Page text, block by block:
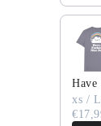
Have
xs /